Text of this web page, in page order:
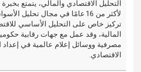
التحليل الاقتصادي والمالي، يتمتع بخبرة
لأكثر من 16 عامًا في مجال تحليل
تركيز خاص على التحليل الأساسي
المالية، وقد عمل مع جهات رقابية
مصرفية ووسائل إعلام عالمية في إعداد
الاقتصادي.